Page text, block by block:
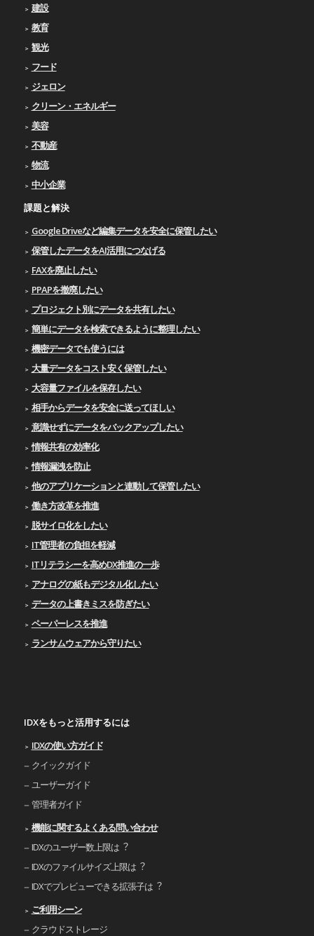
建設
教育
観光
フード
ジェロン
クリーン・エネルギー
美容
不動産
物流
中小企業
課題と解決
Google Driveなど編集データを安全に保管したい
保管したデータをAI活用につなげる
FAXを廃止したい
PPAPを撤廃したい
プロジェクト別にデータを共有したい
簡単にデータを検索できるように整理したい
機密データでも使うには
大量データをコスト安く保管したい
大容量ファイルを保存したい
相手からデータを安全に送ってほしい
意識せずにデータをバックアップしたい
情報共有の効率化
情報漏洩を防止
他のアプリケーションと連動して保管したい
働き方改革を推進
脱サイロ化をしたい
IT管理者の負担を軽減
ITリテラシーを高めDX推進の一歩
アナログの紙もデジタル化したい
データの上書きミスを防ぎたい
ペーパーレスを推進
ランサムウェアから守りたい
IDXをもっと活用するには
IDXの使い⽅ガイド
クイックガイド
ユーザーガイド
管理者ガイド
機能に関するよくある問い合わせ
IDXのユーザー数上限は︖
IDXのファイルサイズ上限は︖
IDXでプレビューできる拡張⼦は︖
ご利⽤シーン
クラウドストレージ